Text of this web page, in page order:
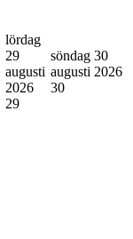
lördag
29
augusti
2026
29
söndag 30
augusti 2026
30